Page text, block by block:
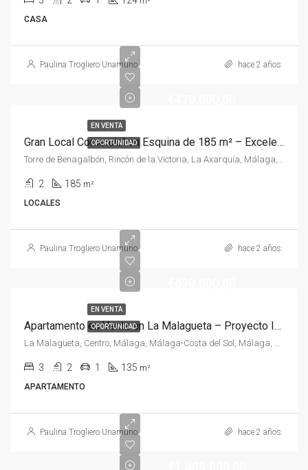
CASA
Paulina Trogliero Unamuno hace 2 años
EN VENTA
OPORTUNIDAD Gran Local Comercial en Esquina de 185 m² – Excelente Oportunidad de Negocio Cerca del Mar
Torre de Benagalbón, Rincón de la Victoria, La Axarquía, Málaga, Andalucía, 29738, España, España, La Axarquía
2 185 m²
LOCALES
Paulina Trogliero Unamuno hace 2 años
EN VENTA
OPORTUNIDAD Apartamento en Venta en La Malagueta – Proyecto Ideal con Vistas Espectaculares
La Malagueta, Centro, Málaga, Málaga-Costa del Sol, Málaga, Andalucía, España, España, Málaga-Costa del Sol
3 2 1 135 m²
APARTAMENTO
Paulina Trogliero Unamuno hace 2 años